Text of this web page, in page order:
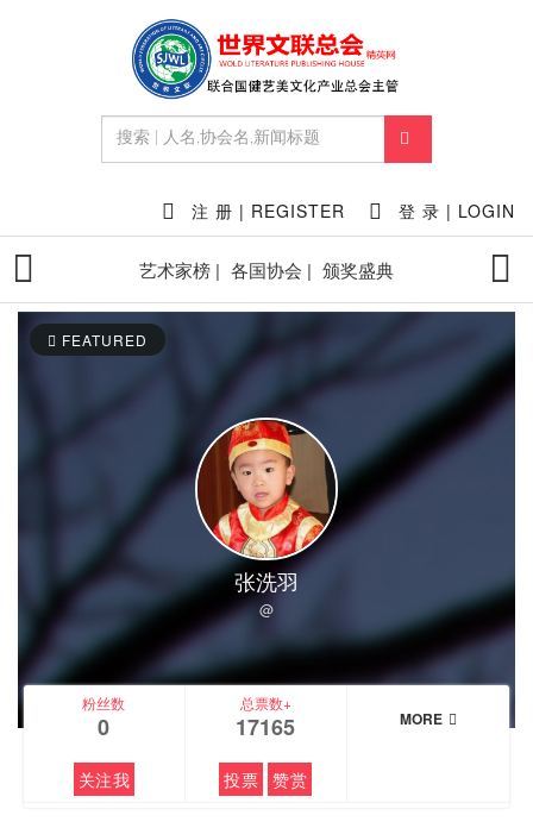
注 册 | REGISTER 登 录 | LOGIN
艺术家榜 | 各国协会 | 颁奖盛典
FEATURED
张洗羽
@
粉丝数
0
关注我
总票数+
17165
投票 赞赏
MORE